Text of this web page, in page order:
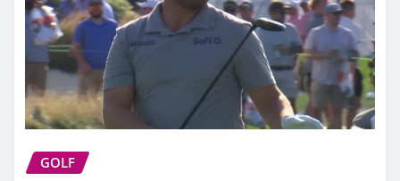
GOLF